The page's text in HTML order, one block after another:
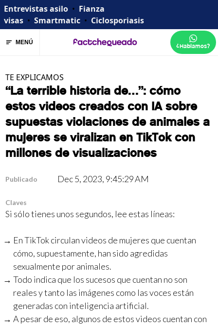
Entrevistas asilo • Fianza
visas • Smartmatic • Ciclosporiasis
MENÚ ¿Hablamos?
TE EXPLICAMOS
“La terrible historia de…”: cómo
estos videos creados con IA sobre
supuestas violaciones de animales a
mujeres se viralizan en TikTok con
millones de visualizaciones
Publicado Dec 5, 2023, 9:45:29 AM
Claves
Si sólo tienes unos segundos, lee estas líneas:
En TikTok circulan videos de mujeres que cuentan
cómo, supuestamente, han sido agredidas
sexualmente por animales.
Todo indica que los sucesos que cuentan no son
reales y tanto las imágenes como las voces están
generadas con inteligencia artificial.
A pesar de eso, algunos de estos videos cuentan con